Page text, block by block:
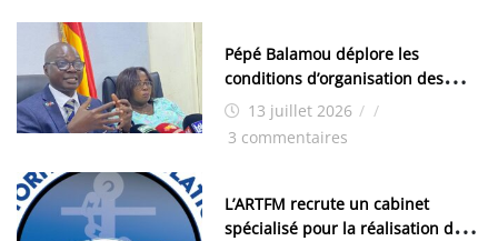
Pépé Balamou déplore les
conditions d’organisation des
examens nationaux : « Si ce sont
les élections, on trouve tous les
13 juillet 2026 / /
3 commentaires
L’ARTFM recrute un cabinet
spécialisé pour la réalisation des